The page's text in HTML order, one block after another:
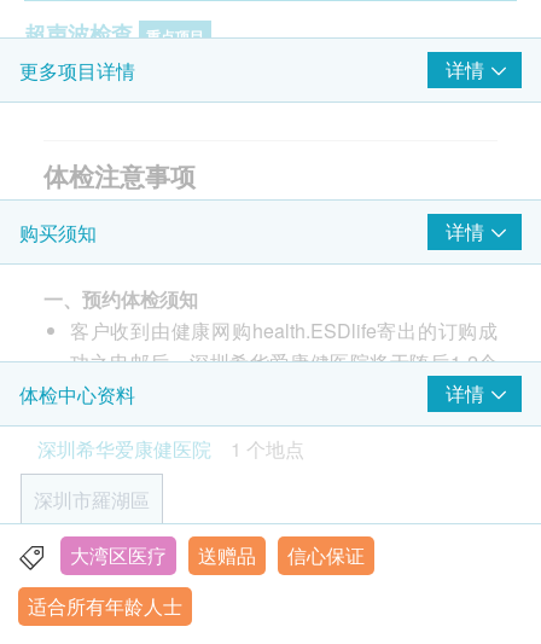
$300 AEON 礼券
$300 丰泽电子礼券
超声波检查 重点项目
B超檢查-肝
脾脏超声波
B超檢查 - 肾脏
前列腺超声波- 只限男士
颈动脉超声波
甲状腺超声波
心脏超声波
前列腺癌抗原
甲种胎蛋白 (肝癌)
癌胚抗原 (肠癌)
癌抗原 19.9 (胰脏癌)
癌抗原72.4(胃及肠)
鼻咽癌症测定
鳞状细胞癌抗原
更多项目详情 详情
体检注意事项
1. 请于检查前一晚上8时后禁食，避免剧烈运动，并
保持充足睡眠；体检当日早晨须空腹（禁食、水及服
药等），有高血压者可服药后来体检（水不宜喝太
多，以吞药为主），有糖尿病、哮喘、心脏病等客户
请携带药物。
2. 如有特殊身体状况，请如实向主检医师说明（如心
脑血管疾病、糖尿病等）。
3. 请穿着宽松轻便的服装，进行X光检查时建议穿着
棉质内衣，尽量避免穿戴有金属亮片、金属扣的衣物
（现场需脱掉）以及项链、手机、钥匙、硬币等金属
物品（现场需摘下）。进行超声波、心电图检查时，
男士不宜打领带或穿紧袖上衣。
4. 便标本留取时，如有黏液或血便，请多取该部分。
尿标本留取时，最好为第一次晨尿的中段尿。
购买须知 详情
一、预约体检须知
客户收到由健康网购health.ESDlife寄出的订购成
功之电邮后，深圳希华爱康健医院将于随后1-2个
工作天的办公时间内，致电客户预约身体检查的时
间及地点。客户亦可至少提前1日联络深圳希华爱
康健医院进行预约（联络电话：+852 3848
1047）。
客户至现场后，深圳希华爱康健医院工作人员会核
对客户的姓名、出生年月日、手机号及健康网购
health.ESDlife订购成功之电邮以确认客户身份。
订单如需改期，请至少提前1日联络 +852 3848
体检中心资料
详情
深圳希华爱康健医院
1 个地点
深圳市羅湖區
深圳市罗湖区南湖街道和平路火车西站二层G区2层部分、
3-7层
营业时间：星期一 - 星期五：9:00-17:30；星期六 - 星期
大湾区医疗 送赠品
信心保证
适合所有年龄人士